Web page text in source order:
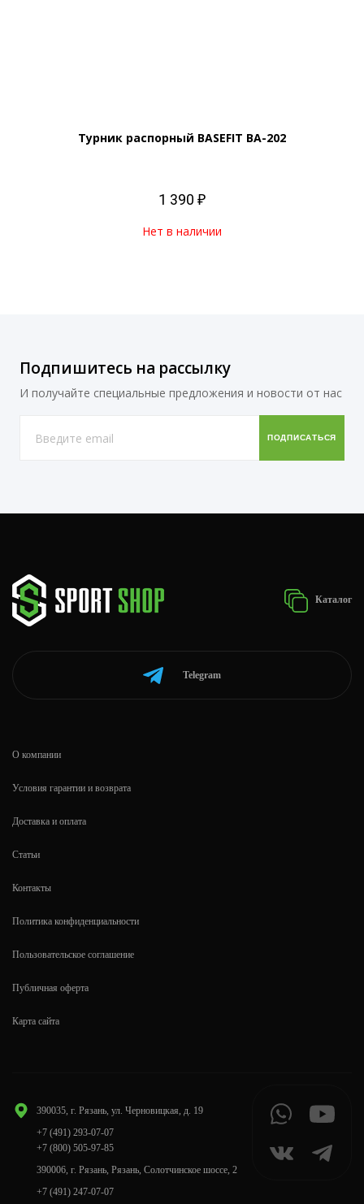
Турник распорный BASEFIT ВА-202
1 390 ₽
Нет в наличии
Подпишитесь на рассылку
И получайте специальные предложения и новости от нас
Каталог
Telegram
390035, г. Рязань, ул. Черновицкая, д. 19
+7 (491) 293-07-07
+7 (800) 505-97-85
390006, г. Рязань, Рязань, Солотчинское шоссе, 2
+7 (491) 247-07-07
О компании
Условия гарантии и возврата
Доставка и оплата
Статьи
Контакты
Политика конфиденциальности
Пользовательское соглашение
Публичная оферта
Карта сайта